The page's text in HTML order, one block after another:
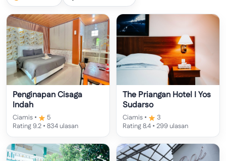
Penginapan Cisaga
Indah
Ciamis •
5
Rating 9.2 • 834 ulasan
The Priangan Hotel I Yos
Sudarso
Ciamis •
3
Rating 8.4 • 299 ulasan